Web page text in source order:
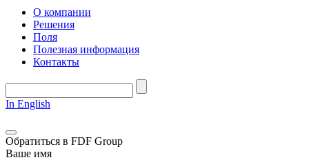
О компании
Решения
Поля
Полезная информация
Контакты
In English
Обратиться в FDF Group
Ваше имя